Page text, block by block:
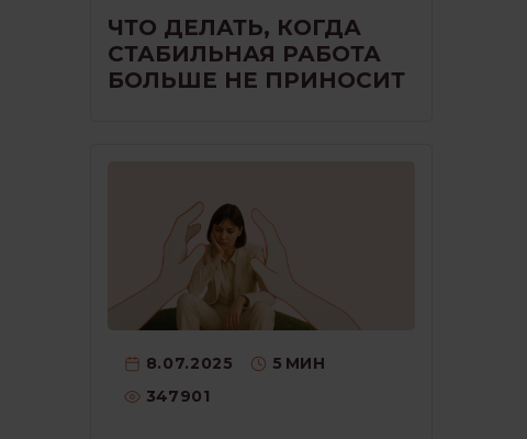
ЧТО ДЕЛАТЬ, КОГДА
СТАБИЛЬНАЯ РАБОТА
БОЛЬШЕ НЕ ПРИНОСИТ
8.07.2025 5 МИН
347901